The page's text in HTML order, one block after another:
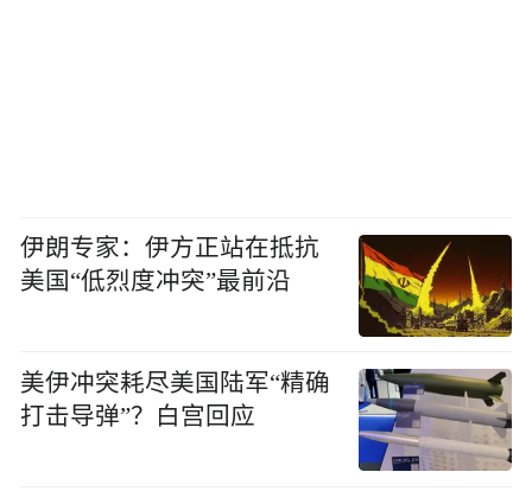
伊朗专家：伊方正站在抵抗
美国“低烈度冲突”最前沿
美伊冲突耗尽美国陆军“精确
打击导弹”？白宫回应